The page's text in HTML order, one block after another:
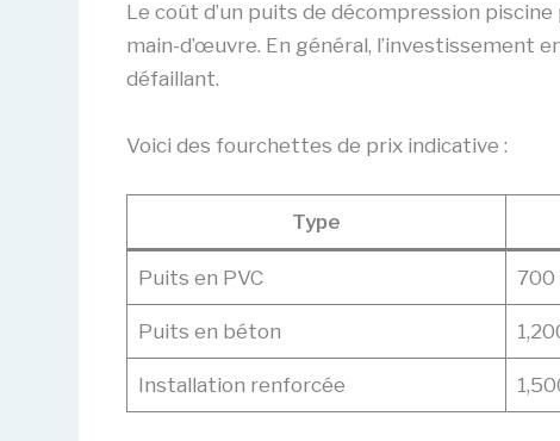
Le coût d’un puits de décompression
main-d’œuvre. En général,
défaillant.
Voici des fourchettes de prix indicative :
Type
Puits en PVC 700
Puits en béton
Installation renforcée